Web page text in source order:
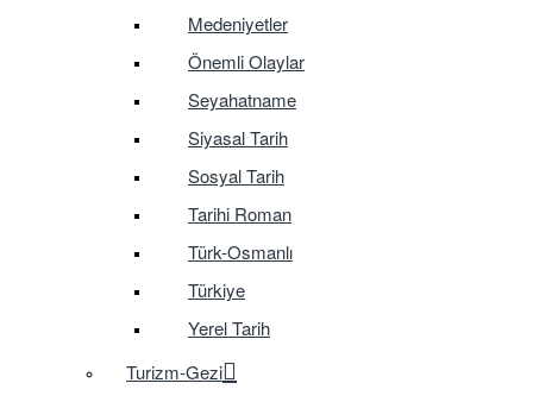
Medeniyetler
Önemli Olaylar
Seyahatname
Siyasal Tarih
Sosyal Tarih
Tarihi Roman
Türk-Osmanlı
Türkiye
Yerel Tarih
Turizm-Gezi